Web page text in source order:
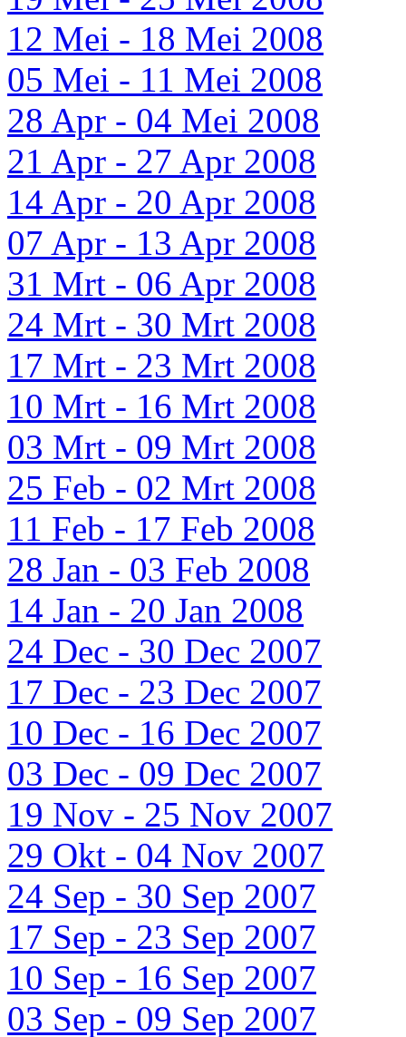
12 Mei - 18 Mei 2008
05 Mei - 11 Mei 2008
28 Apr - 04 Mei 2008
21 Apr - 27 Apr 2008
14 Apr - 20 Apr 2008
07 Apr - 13 Apr 2008
31 Mrt - 06 Apr 2008
24 Mrt - 30 Mrt 2008
17 Mrt - 23 Mrt 2008
10 Mrt - 16 Mrt 2008
03 Mrt - 09 Mrt 2008
25 Feb - 02 Mrt 2008
11 Feb - 17 Feb 2008
28 Jan - 03 Feb 2008
14 Jan - 20 Jan 2008
24 Dec - 30 Dec 2007
17 Dec - 23 Dec 2007
10 Dec - 16 Dec 2007
03 Dec - 09 Dec 2007
19 Nov - 25 Nov 2007
29 Okt - 04 Nov 2007
24 Sep - 30 Sep 2007
17 Sep - 23 Sep 2007
10 Sep - 16 Sep 2007
03 Sep - 09 Sep 2007